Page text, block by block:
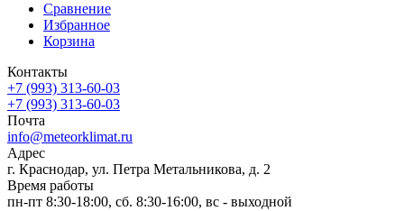
Сравнение
Избранное
Корзина
Контакты
+7 (993) 313-60-03
+7 (993) 313-60-03
Почта
info@meteorklimat.ru
Адрес
г. Краснодар, ул. Петра Метальникова, д. 2
Время работы
пн-пт 8:30-18:00, сб. 8:30-16:00, вс - выходной